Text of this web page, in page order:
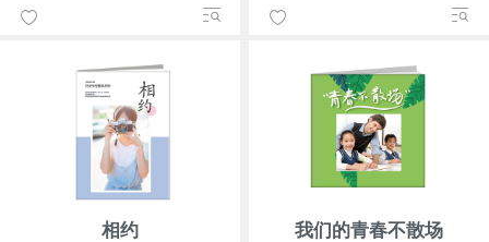
相约 我们的青春不散场